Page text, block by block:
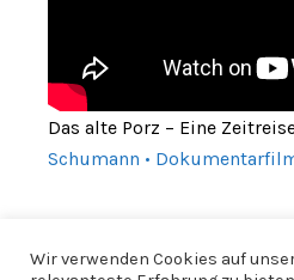
Das alte Porz – Eine
Schumann •
Wir verwenden Cookies auf